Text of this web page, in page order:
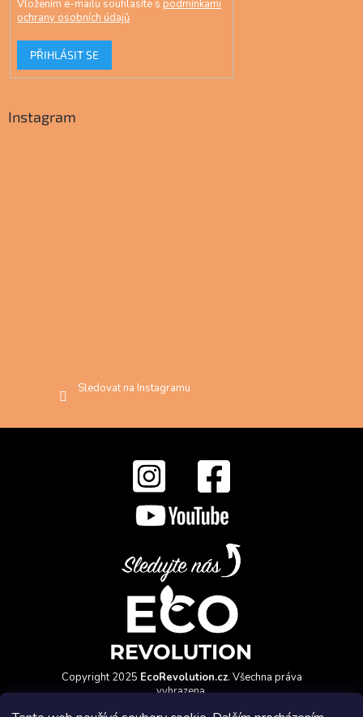
Vložením e-mailu souhlasíte s podmínkami
ochrany osobních údajů
PŘIHLÁSIT SE
Instagram
Sledovat na Instagramu
Copyright 2025 EcoRevolution.cz. Všechna práva
vyhrazena.